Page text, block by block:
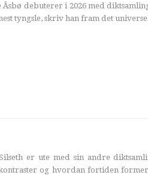
debuterer i 2026 med
tyngsle, skriv han fram det
er ute med sin andre
og hvordan fortiden